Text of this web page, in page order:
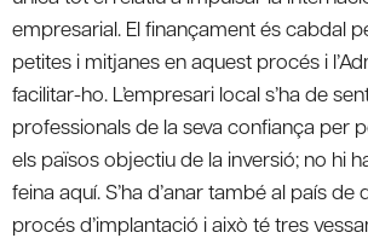
empresarial. El finançament és cabdal
petites i mitjanes en aquest procés i
facilitar-ho. L’empresari local s’ha de
professionals de la seva confiança per
els països objectiu de la inversió; no hi
feina aquí. S’ha d’anar també al país de
procés d’implantació i això té tres